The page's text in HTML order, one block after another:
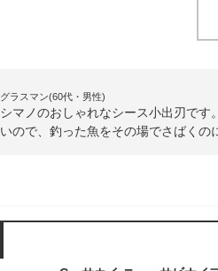
グラスマン(60代・男性)
シマノのおしゃれなシース小出刃で
いので、釣った魚をその場でさばくの